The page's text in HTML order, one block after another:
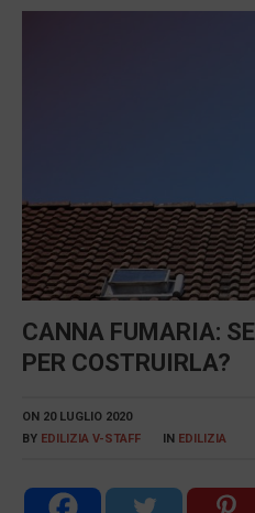
CANNA FUMARIA:
PER COSTRUIRLA?
ON 20 LUGLIO 2020
BY EDILIZIA V-STAFF IN EDILIZIA